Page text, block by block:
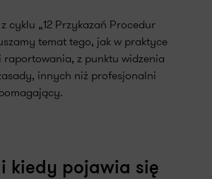
cyklu „12 Przykazań Procedur
temat tego, jak w praktyce
raportowania, z punktu widzenia
innych niż profesjonalni
kiedy pojawia się